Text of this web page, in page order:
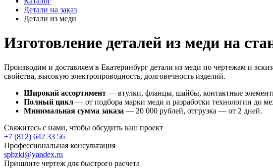
Детали на заказ
Детали из меди
Изготовление деталей из меди на
Производим и доставляем в Екатеринбург детали из меди по чертежам и
свойства, высокую электропроводность, долговечность изделий.
Широкий ассортимент — втулки, фланцы, шайбы, контактные
Полный цикл — от подбора марки меди и разработки технологии до
Минимальная сумма заказа — 20 000 рублей, отгрузка — от 2 дней.
Свяжитесь с нами, чтобы обсудить ваш проект
+7 (812) 642 33 56
Профессиональная консультация
spbzki@yandex.ru
Пришлите чертеж для быстрого расчета